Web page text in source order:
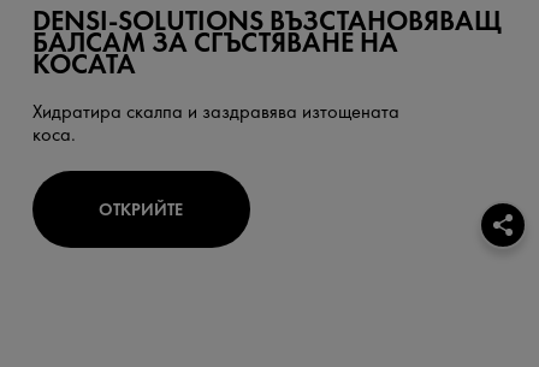
DENSI-SOLUTIONS ВЪЗСТАНОВЯВАЩ
БАЛСАМ ЗА СГЪСТЯВАНЕ НА
КОСАТА
Хидратира скалпа и заздравява изтощената
коса.
ОТКРИЙТЕ